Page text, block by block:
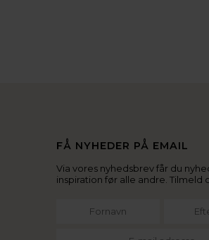
FÅ NYHEDER PÅ EMAIL
Via vores nyhedsbrev får du
inspiration før alle andre. Tilmeld